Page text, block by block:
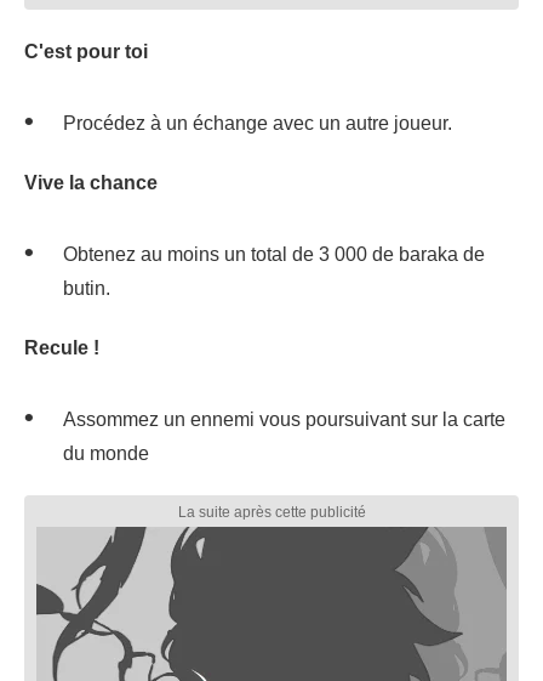
C'est pour toi
Procédez à un échange avec un autre joueur.
Vive la chance
Obtenez au moins un total de 3 000 de baraka de
butin.
Recule !
Assommez un ennemi vous poursuivant sur la carte
du monde